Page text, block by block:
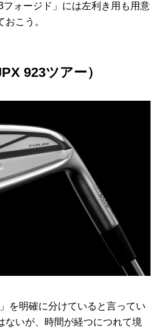
ォージド」には左利き用も用意
こう。
923ツアー）
を明確に分けていると言ってい
ないが、時間が経つにつれて境